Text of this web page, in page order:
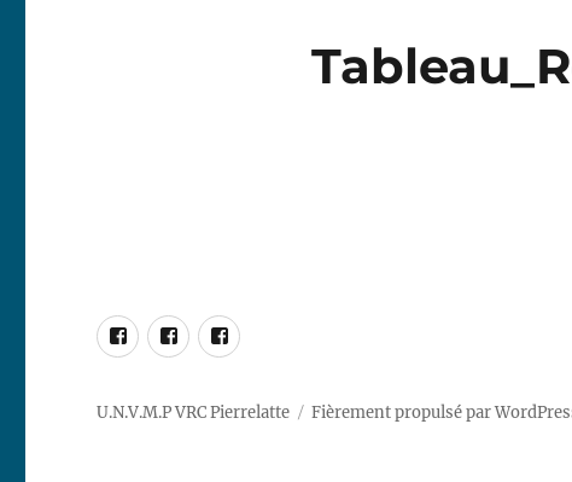
Facebook
–
RG65
Pierrelatte
DF95
Pierrelatte
U.N.V.M.P VRC Pierrelatte Fièrement propulsé par